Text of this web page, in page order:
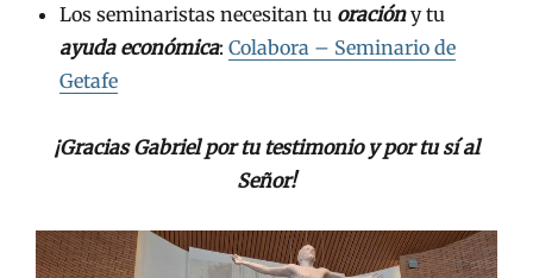
Los seminaristas necesitan tu oracióny tu
ayuda económica: Colabora – Seminario de
Getafe
¡Gracias Gabriel por tu testimonio y por tu sí al
Señor!